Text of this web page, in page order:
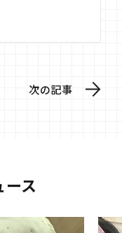
次の記事
ス